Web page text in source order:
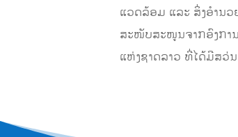
ແວດລ້ອມ ແລະ ສິ່ງອໍານ
ສະໜັບສະໜູນຈາກອົງການ
ແຫ່ງຊາດລາວ ທີ່ໄດ້ມີສວ່